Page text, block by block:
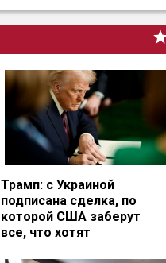
Трамп: с Украиной
подписана сделка, по
которой США заберут
все, что хотят